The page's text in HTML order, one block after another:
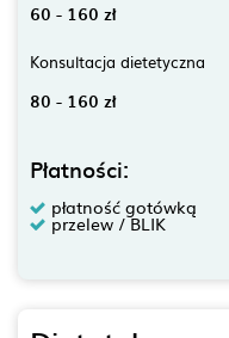
60 - 160 zł
Konsultacja dietetyczna
80 - 160 zł
Płatności:
płatność gotówką
przelew / BLIK